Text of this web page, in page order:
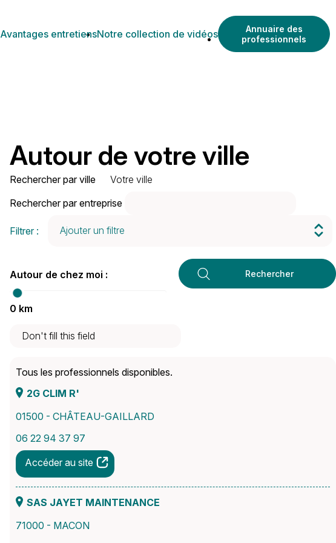
Avantages entretiensNotre collection de vidéos
Annuaire des
professionnels
Autour de votre ville
Rechercher par ville
Rechercher par entreprise
Filtrer :
Autour de chez moi :
0 km
Rechercher
Tous les professionnels disponibles.
2G CLIM R'
01500 - CHÂTEAU-GAILLARD
06 22 94 37 97
Accéder au site
SAS JAYET MAINTENANCE
71000 - MACON